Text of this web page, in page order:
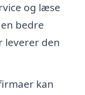
og læse
bedre
leverer den
kan